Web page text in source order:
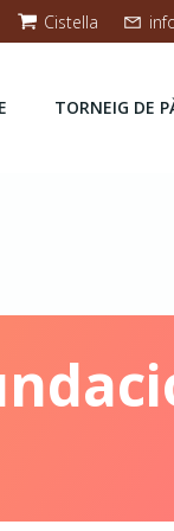
Cistella
TORNEIG DE